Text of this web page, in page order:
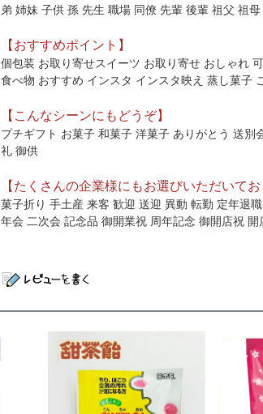
弟 姉妹 子供 孫 先生 職場 同僚 先輩 後輩 祖父 祖
【おすすめポイント】
個包装 お取り寄せスイーツ お取り寄せ おしゃれ
食べ物 おすすめ インスタ インスタ映え 蒸し菓子
【こんなシーンにもどうぞ】
プチギフト お菓子 和菓子 洋菓子 ありがとう 送別
礼 御供
【たくさんの企業様にもお選びいただいてお
菓子折り 手土産 来客 歓迎 送迎 異動 転勤 定年退
年会 二次会 記念品 御開業祝 周年記念 御開店祝